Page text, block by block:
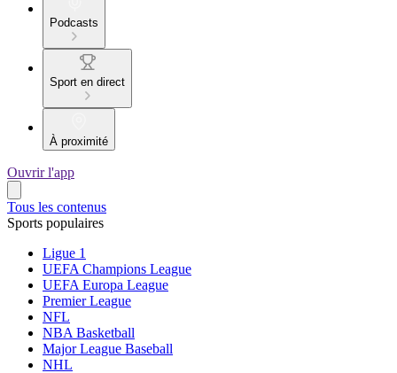
Podcasts
Sport en direct
À proximité
Ouvrir l'app
Tous les contenus
Sports populaires
Ligue 1
UEFA Champions League
UEFA Europa League
Premier League
NFL
NBA Basketball
Major League Baseball
NHL